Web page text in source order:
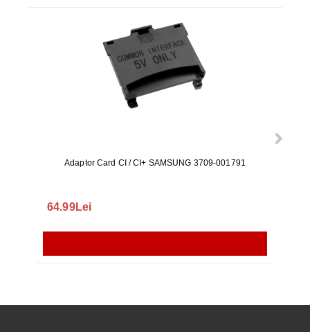
Adaptor Card CI / CI+ SAMSUNG 3709-001791
64.99Lei